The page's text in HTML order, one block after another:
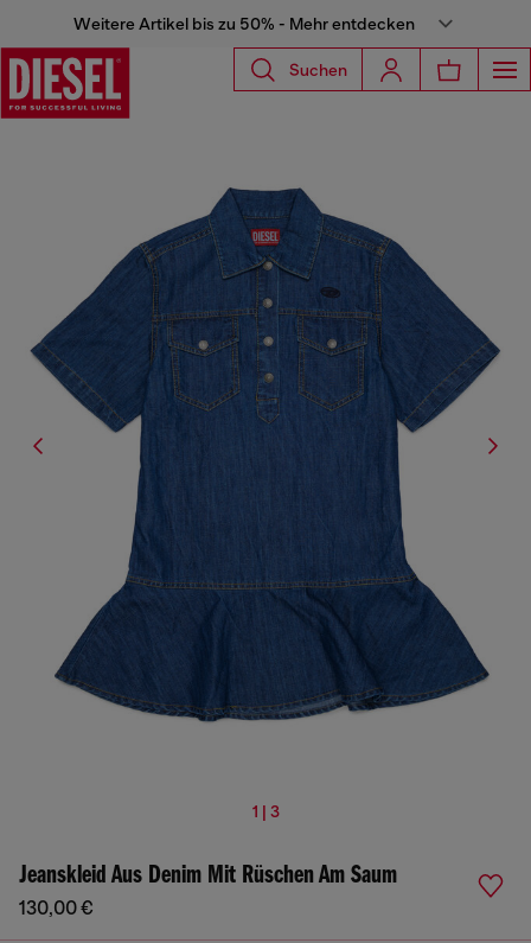
Weitere Artikel bis zu 50% - Mehr entdecken
Suchen
1 | 3
Jeanskleid Aus Denim Mit Rüschen Am Saum
130,00 €